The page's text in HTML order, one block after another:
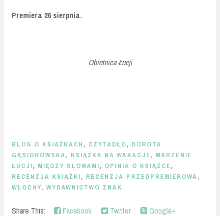
Premiera 26 sierpnia.
Obietnica Łucji
BLOG O KSIĄŻKACH , CZYTADŁO, DOROTA
GĄSIOROWSKA, KSIĄŻKA NA WAKACJE, MARZENIE
ŁUCJI, MIĘDZY SŁOWAMI, OPINIA O KSIĄŻCE,
RECENZJA KSIĄŻKI, RECENZJA PRZEDPREMIEROWA,
WŁOCHY, WYDAWNICTWO ZNAK
Share This: Facebook Twitter Google+